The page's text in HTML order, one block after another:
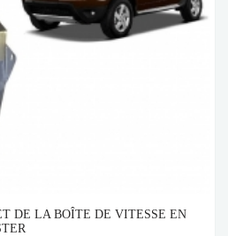
DE LA BOÎTE DE VITESSE EN